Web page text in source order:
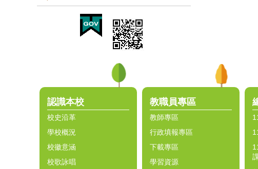
認識本校
校史沿革
學校概況
校徽意涵
校歌詠唱
教職員專區
教師專區
行政填報專區
下載專區
學習資源